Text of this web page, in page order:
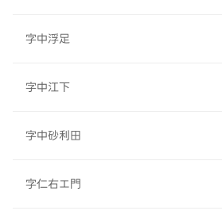
字中浮足
字中江下
字中砂利田
字仁右エ門